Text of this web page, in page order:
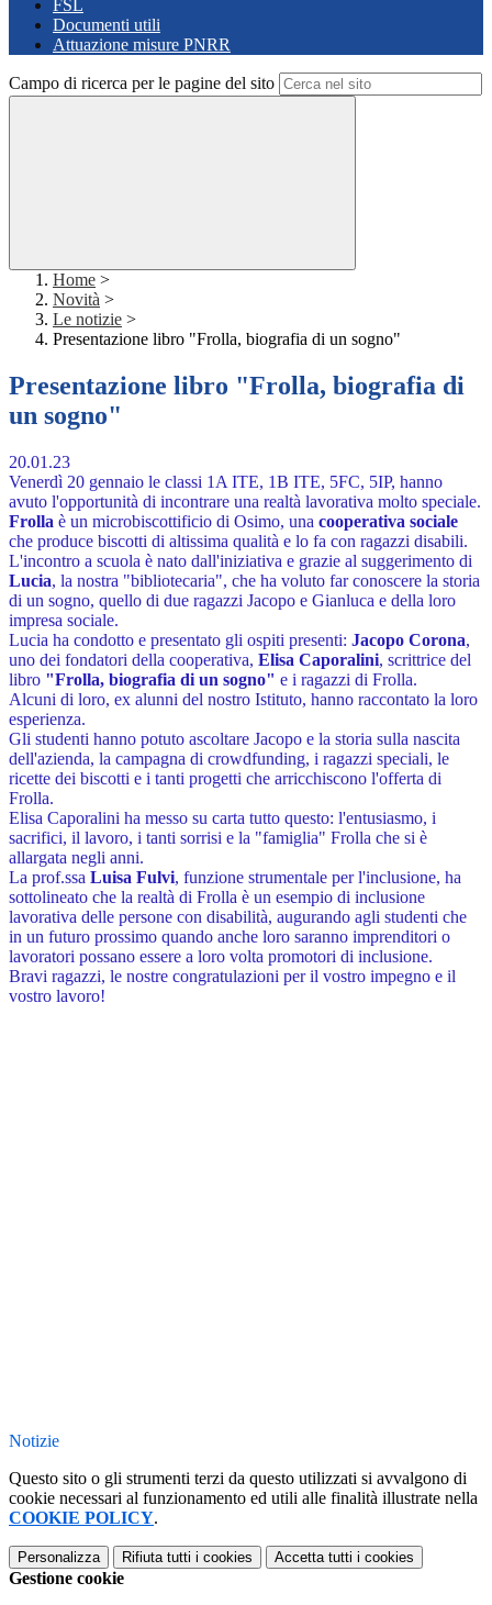
FSL
Documenti utili
Attuazione misure PNRR
Campo di ricerca per le pagine del sito
Home >
Novità >
Le notizie >
Presentazione libro "Frolla, biografia di un sogno"
Presentazione libro "Frolla, biografia di
un sogno"
20.01.23
Venerdì 20 gennaio le classi 1A ITE, 1B ITE, 5FC, 5IP, hanno
avuto l'opportunità di incontrare una realtà lavorativa molto speciale.
Frolla è un microbiscottificio di Osimo, una cooperativa sociale
che produce biscotti di altissima qualità e lo fa con ragazzi disabili.
L'incontro a scuola è nato dall'iniziativa e grazie al suggerimento di
Lucia, la nostra "bibliotecaria", che ha voluto far conoscere la storia
di un sogno, quello di due ragazzi Jacopo e Gianluca e della loro
impresa sociale.
Lucia ha condotto e presentato gli ospiti presenti: Jacopo Corona,
uno dei fondatori della cooperativa, Elisa Caporalini, scrittrice del
libro "Frolla, biografia di un sogno" e i ragazzi di Frolla.
Alcuni di loro, ex alunni del nostro Istituto, hanno raccontato la loro
esperienza.
Gli studenti hanno potuto ascoltare Jacopo e la storia sulla nascita
dell'azienda, la campagna di crowdfunding, i ragazzi speciali, le
ricette dei biscotti e i tanti progetti che arricchiscono l'offerta di
Frolla.
Elisa Caporalini ha messo su carta tutto questo: l'entusiasmo, i
sacrifici, il lavoro, i tanti sorrisi e la "famiglia" Frolla che si è
allargata negli anni.
La prof.ssa Luisa Fulvi, funzione strumentale per l'inclusione, ha
sottolineato che la realtà di Frolla è un esempio di inclusione
lavorativa delle persone con disabilità, augurando agli studenti che
in un futuro prossimo quando anche loro saranno imprenditori o
lavoratori possano essere a loro volta promotori di inclusione.
Bravi ragazzi, le nostre congratulazioni per il vostro impegno e il
vostro lavoro!
Notizie
Questo sito o gli strumenti terzi da questo utilizzati si avvalgono di
cookie necessari al funzionamento ed utili alle finalità illustrate nella
COOKIE POLICY.
Personalizza Rifiuta tutti i cookies Accetta tutti i cookies
Gestione cookie